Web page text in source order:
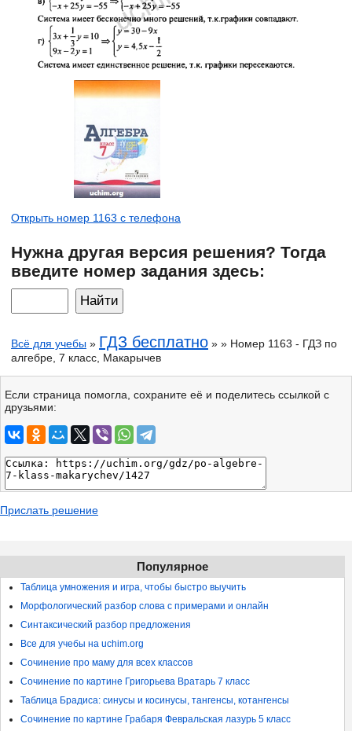
Открыть номер 1163 с телефона
Нужна другая версия решения? Тогда
введите номер задания здесь:
Всё для учебы » ГДЗ бесплатно » » Номер 1163 - ГДЗ по
алгебре, 7 класс, Макарычев
Если страница помогла, сохраните её и поделитесь ссылкой с
друзьями:
Прислать решение
Популярное
Таблица умножения и игра, чтобы быстро выучить
Морфологический разбор слова с примерами и онлайн
Синтаксический разбор предложения
Все для учебы на uchim.org
Сочинение про маму для всех классов
Сочинение по картине Григорьева Вратарь 7 класс
Таблица Брадиса: синусы и косинусы, тангенсы, котангенсы
Сочинение по картине Грабаря Февральская лазурь 5 класс